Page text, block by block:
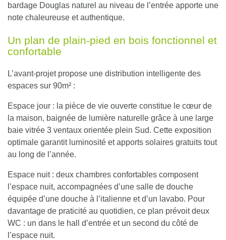
bardage Douglas naturel au niveau de l’entrée apporte une
note chaleureuse et authentique.
Un plan de plain-pied en bois fonctionnel et
confortable
L’avant-projet propose une distribution intelligente des
espaces sur 90m² :
Espace jour : la pièce de vie ouverte constitue le cœur de
la maison, baignée de lumière naturelle grâce à une large
baie vitrée 3 ventaux orientée plein Sud. Cette exposition
optimale garantit luminosité et apports solaires gratuits tout
au long de l’année.
Espace nuit: deux chambres confortables composent
l’espace nuit, accompagnées d’une salle de douche
équipée d’une douche à l’italienne et d’un lavabo. Pour
davantage de praticité au quotidien, ce plan prévoit deux
WC : un dans le hall d’entrée et un second du côté de
l’espace nuit.